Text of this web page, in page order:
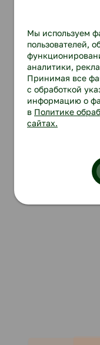
Мы используем
пользователей,
аналитики,
Принимая все
с обработкой
информацию о
в Политике
сайтах.